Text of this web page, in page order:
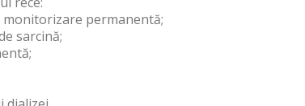
monitorizare permanentă;
sarcină;